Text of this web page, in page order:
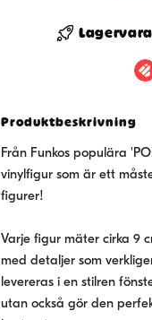
Marvel
Vinyl
50th
Ultimate
Wolverine
9
cm
mängd
Produktbeskrivning
Från Funkos populära
vinylfigur som är ett
figurer!
Varje figur mäter cirka 9
med detaljer som
levereras i en stilren
utan också gör den